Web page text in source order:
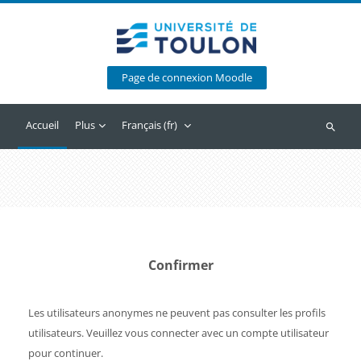
Page de connexion Moodle
Accueil Plus Français ‎(fr)‎
Confirmer
Les utilisateurs anonymes ne peuvent pas consulter les profils
utilisateurs. Veuillez vous connecter avec un compte utilisateur
pour continuer.